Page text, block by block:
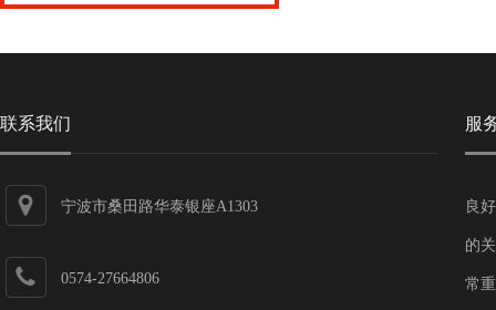
联系我们
宁波市桑田路华泰银座A1303
0574-27664806
服
良
的
常